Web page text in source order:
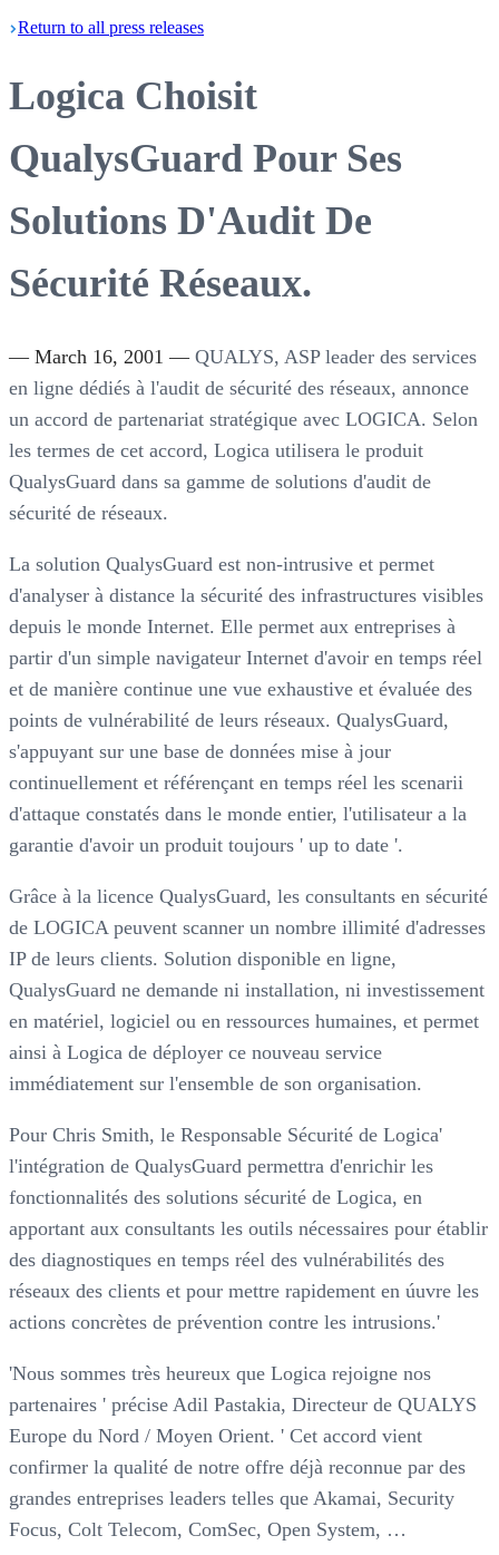
Return to all press releases
Logica Choisit
QualysGuard Pour Ses
Solutions D'Audit De
Sécurité Réseaux.
— March 16, 2001 —QUALYS, ASP leader des services
en ligne dédiés à l'audit de sécurité des réseaux, annonce
un accord de partenariat stratégique avec LOGICA. Selon
les termes de cet accord, Logica utilisera le produit
QualysGuard dans sa gamme de solutions d'audit de
sécurité de réseaux.
La solution QualysGuard est non-intrusive et permet
d'analyser à distance la sécurité des infrastructures visibles
depuis le monde Internet. Elle permet aux entreprises à
partir d'un simple navigateur Internet d'avoir en temps réel
et de manière continue une vue exhaustive et évaluée des
points de vulnérabilité de leurs réseaux. QualysGuard,
s'appuyant sur une base de données mise à jour
continuellement et référençant en temps réel les scenarii
d'attaque constatés dans le monde entier, l'utilisateur a la
garantie d'avoir un produit toujours ' up to date '.
Grâce à la licence QualysGuard, les consultants en sécurité
de LOGICA peuvent scanner un nombre illimité d'adresses
IP de leurs clients. Solution disponible en ligne,
QualysGuard ne demande ni installation, ni investissement
en matériel, logiciel ou en ressources humaines, et permet
ainsi à Logica de déployer ce nouveau service
immédiatement sur l'ensemble de son organisation.
Pour Chris Smith, le Responsable Sécurité de Logica'
l'intégration de QualysGuard permettra d'enrichir les
fonctionnalités des solutions sécurité de Logica, en
apportant aux consultants les outils nécessaires pour établir
des diagnostiques en temps réel des vulnérabilités des
réseaux des clients et pour mettre rapidement en úuvre les
actions concrètes de prévention contre les intrusions.'
'Nous sommes très heureux que Logica rejoigne nos
partenaires ' précise Adil Pastakia, Directeur de QUALYS
Europe du Nord / Moyen Orient. ' Cet accord vient
confirmer la qualité de notre offre déjà reconnue par des
grandes entreprises leaders telles que Akamai, Security
Focus, Colt Telecom, ComSec, Open System, …